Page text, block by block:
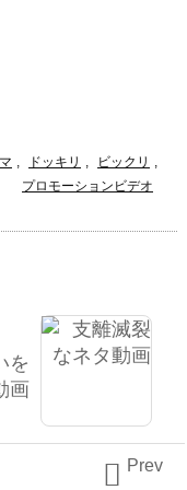
, ドッキリ , ビックリ ,
プロモーションビデオ
を
画
 Prev